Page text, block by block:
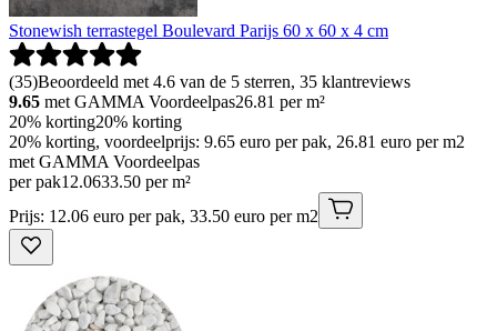
Stonewish terrastegel Boulevard Parijs 60 x 60 x 4 cm
(35)Beoordeeld met 4.6 van de 5 sterren, 35 klantreviews
9.65 met GAMMA Voordeelpas26.81 per m²
20% korting20% korting
20% korting, voordeelprijs: 9.65 euro per pak, 26.81 euro per m2
met GAMMA Voordeelpas
per pak12.0633.50 per m²
Prijs: 12.06 euro per pak, 33.50 euro per m2